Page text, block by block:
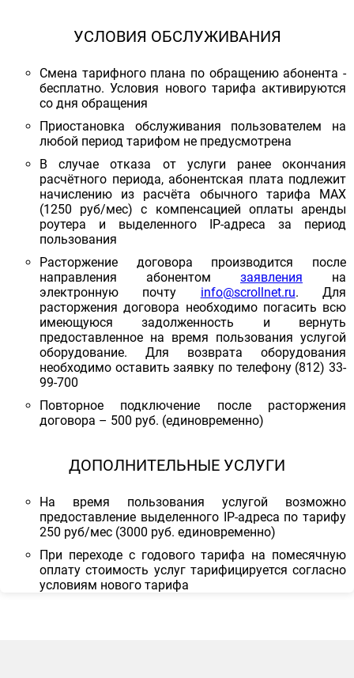
УСЛОВИЯ ОБСЛУЖИВАНИЯ
Смена тарифного плана по обращению абонента -
бесплатно. Условия нового тарифа активируются
со дня обращения
Приостановка обслуживания пользователем на
любой период тарифом не предусмотрена
В случае отказа от услуги ранее окончания
расчётного периода, абонентская плата подлежит
начислению из расчёта обычного тарифа MAX
(1250 руб/мес) с компенсацией оплаты аренды
роутера и выделенного IP-адреса за период
пользования
Расторжение договора производится после
направления абонентом заявления на
электронную почту info@scrollnet.ru. Для
расторжения договора необходимо погасить всю
имеющуюся задолженность и вернуть
предоставленное на время пользования услугой
оборудование. Для возврата оборудования
необходимо оставить заявку по телефону (812) 33-
99-700
Повторное подключение после расторжения
договора – 500 руб. (единовременно)
ДОПОЛНИТЕЛЬНЫЕ УСЛУГИ
На время пользования услугой возможно
предоставление выделенного IP-адреса по тарифу
250 руб/мес (3000 руб. единовременно)
При переходе с годового тарифа на помесячную
оплату стоимость услуг тарифицируется согласно
условиям нового тарифа